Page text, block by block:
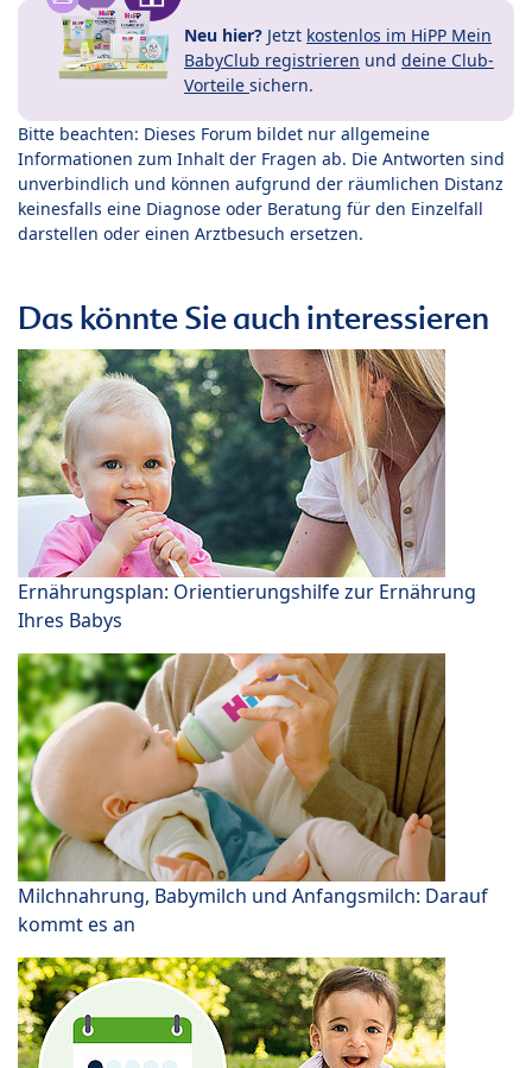
Neu hier? Jetzt kostenlos im HiPP Mein
BabyClub registrieren und deine Club-
Vorteile sichern.
Bitte beachten: Dieses Forum bildet nur allgemeine
Informationen zum Inhalt der Fragen ab. Die Antworten sind
unverbindlich und können aufgrund der räumlichen Distanz
keinesfalls eine Diagnose oder Beratung für den Einzelfall
darstellen oder einen Arztbesuch ersetzen.
Das könnte Sie auch interessieren
Ernährungsplan: Orientierungshilfe zur Ernährung
Ihres Babys
Milchnahrung, Babymilch und Anfangsmilch: Darauf
kommt es an